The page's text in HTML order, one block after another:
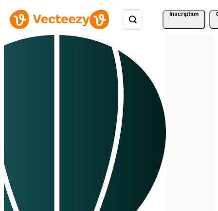
Inscription